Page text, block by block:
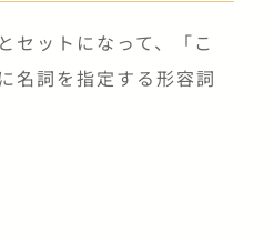
セットになって、「こ
名詞を指定する形容詞